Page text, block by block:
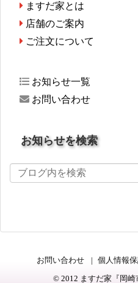
ますだ家とは
店舗のご案内
ご注文について
お知らせ一覧
お問い合わせ
お知らせを検索
お問い合わせ 個人情報
© 2012 ますだ家『岡崎